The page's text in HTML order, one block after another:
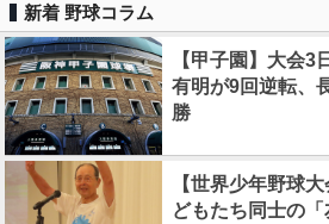
新着 野球コラム
【甲子園】大会
有明が9回逆転、
勝
【世界少年野球
どもたち同士の